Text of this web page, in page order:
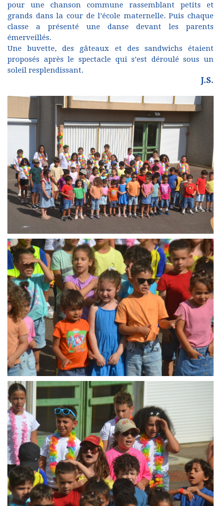
pour une chanson commune rassemblant petits et
grands dans la cour de l’école maternelle. Puis chaque
classe a présenté une danse devant les parents
émerveillés.
Une buvette, des gâteaux et des sandwichs étaient
proposés après le spectacle qui s’est déroulé sous un
soleil resplendissant.
J.S.